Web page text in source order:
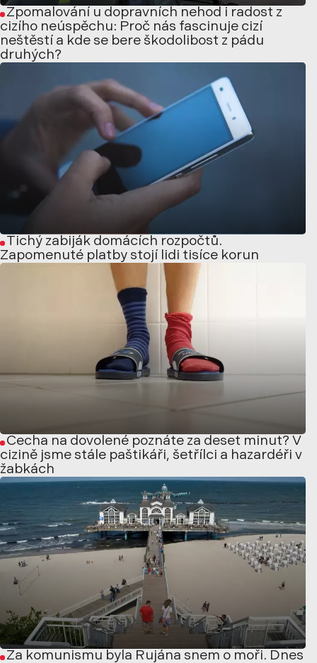
Zpomalování u dopravních nehod i radost z
cizího neúspěchu: Proč nás fascinuje cizí
neštěstí a kde se bere škodolibost z pádu
druhých?
Tichý zabiják domácích rozpočtů.
Zapomenuté platby stojí lidi tisíce korun
Čecha na dovolené poznáte za deset minut? V
cizině jsme stále paštikáři, šetřílci a hazardéři v
žabkách
Za komunismu byla Rujána snem o moři. Dnes